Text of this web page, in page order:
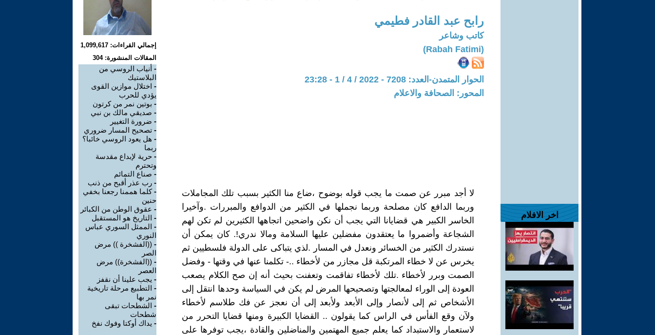
اخر الافلام
رابح عبد القادر فطيمي
كاتب وشاعر
(Rabah Fatimi)
الحوار المتمدن-العدد: 7208 - 2022 / 4 / 1 - 23:28
المحور: الصحافة والاعلام
لا أجد مبرر عن صمت ما يجب قوله بوضوح ،ضاع منا الكثير بسبب تلك المجاملات
وربما الدافع كان مصلحة وربما نجملها في الكثير من الدوافع والمبررات .وآخيرا
الخاسر الكبير هي قضايانا التي يجب أن نكن واضحين اتجاهها الكثيرين لم تكن لهم
الشجاعة وأضمروا ما يعتقدون مفضلين عليها السلامة ومالا ندري!. كان يمكن أن
نستدرك الكثير من الخسائر ونعدل في المسار .لذي يتباكى على الدولة فلسطيين ثم
يخرس عن لا خطاء المرتكبة قل مجازر من لأخطاء ..- تكلمنا عنها في وقتها - وفضل
الصمت وبرر لأخطاء .تلك لأخطاء تفاقمت وتعفنت بحيث أنه إن صح الكلام يصعب
العودة إلى الوراء لمعالجتها وتصحيحها المرض لم يكن في السياسة وحدها انتقل إلى
الأشخاص ثم إلى لأنصار وإلى الأبعد ولأبعد إلى أن نعجز عن فك طلاسم لأخطاء
ولآن وقع الفأس في الراس كما يقولون .. القضايا الكبيرة ومنها قضايا التحرر من
لاستعمار والاستبداد كما يعلم جميع المهتمين والمناضلين والقادة ،يجب توفرها على
إجمالي القراءات: 1,099,617
المقالات المنشورة: 304
- أنياب الروسي من
البلاستيك
- اختلال موازين القوى
يؤدي للحرب
- بوتين نمر من كرتون
- صديقي مالك بن نبي
- ضرورة التغيير
- تصحيح المسار ضروري
- هل يعود الروسي خائبا؟
ربما
- حرية لإبداع مقدسة
وتحترم
- صناع التمائم
- رب عذر أقبح من ذنب
-كلما هممنا رجعنا بخفي
حنين
- عقوق الوطن من الكبائر
- التاريخ هو المستقبل
- الممثل السوري عباس
النوري
- ((الفشخرة )) مرض
الصر
- ((الفشخرة)) مرض
العصر
- يجب علينا أن نقفز
- التطبيع مرحلة تاريخية
نمر بها
- الشطحات تبقى
شطحات
- يداك أوكتا وفوك نفخ